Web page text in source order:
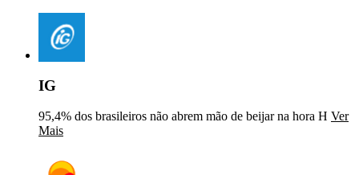
IG
95,4% dos brasileiros não abrem mão de beijar na hora H Ver
Mais